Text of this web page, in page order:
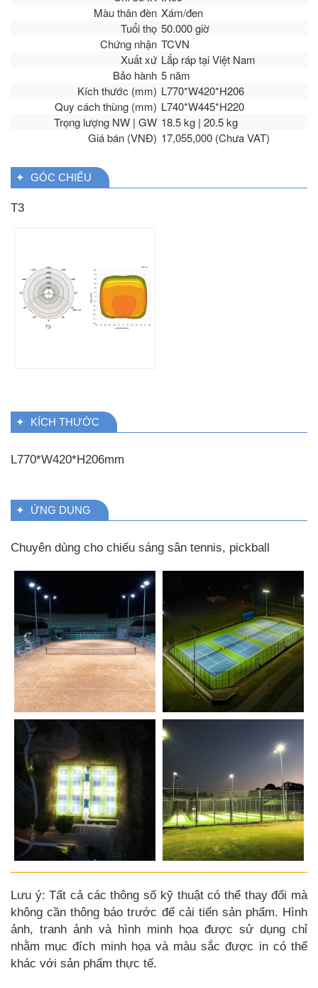
Màu thân đèn Xám/đen
Tuổi thọ 50.000 giờ
Chứng nhận TCVN
Xuất xứ Lắp ráp tại Việt Nam
Bảo hành 5 năm
Kích thước (mm) L770*W420*H206
Quy cách thùng (mm) L740*W445*H220
Trọng lượng NW | GW 18.5 kg | 20.5 kg
Giá bán (VNĐ) 17,055,000 (Chưa VAT)
✦ GÓC CHIẾU
T3
✦ KÍCH THƯỚC
L770*W420*H206mm
✦ ỨNG DỤNG
Chuyên dùng cho chiếu sáng sân tennis, pickball
Lưu ý: Tất cả các thông số kỹ thuật có thể thay đổi mà
không cần thông báo trước để cải tiến sản phẩm. Hình
ảnh, tranh ảnh và hình minh họa được sử dụng chỉ
nhằm mục đích minh họa và màu sắc được in có thể
khác với sản phẩm thực tế.